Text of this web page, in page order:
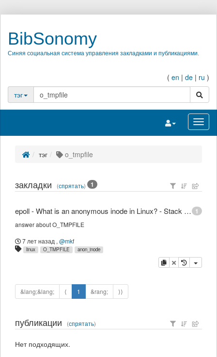
BibSonomy
Синяя социальная система управления закладками и публикациями.
( en | de | ru )
тэг
поиск
Переключить
тэг o_tmpfile
закладки (спрятать) 1
1
epoll - What is an anonymous inode in Linux? - Stack Overflow
answer about O_TMPFILE
7 лет назад , @mkf
linux O_TMPFILE anon_inode
копировать
удалить
&lang;&lang; ⟨ 1 &rang; ⟩⟩
публикации (спрятать)
Нет подходящих.